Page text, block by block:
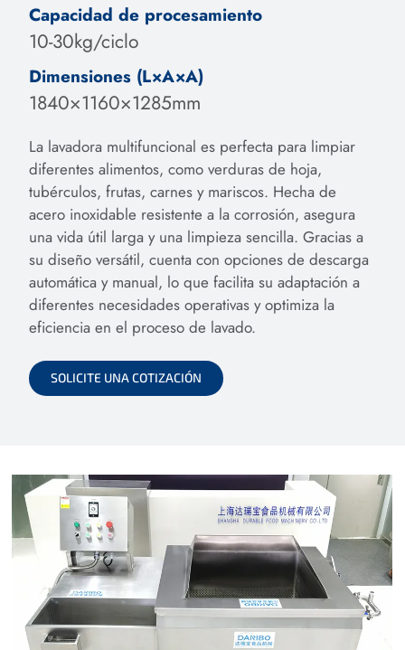
Capacidad de procesamiento
10-30kg/ciclo
Dimensiones (L×A×A)
1840×1160×1285mm
La lavadora multifuncional es perfecta para limpiar
diferentes alimentos, como verduras de hoja,
tubérculos, frutas, carnes y mariscos. Hecha de
acero inoxidable resistente a la corrosión, asegura
una vida útil larga y una limpieza sencilla. Gracias a
su diseño versátil, cuenta con opciones de descarga
automática y manual, lo que facilita su adaptación a
diferentes necesidades operativas y optimiza la
eficiencia en el proceso de lavado.
SOLICITE UNA COTIZACIÓN